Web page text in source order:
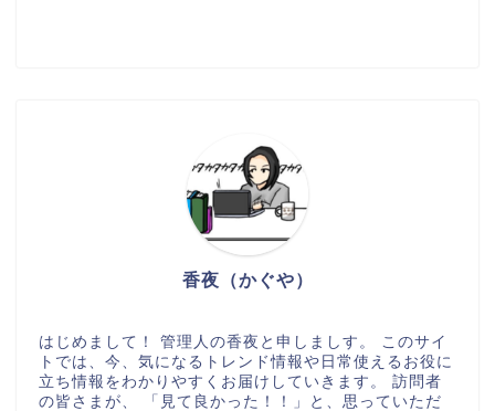
香夜（かぐや）
はじめまして！ 管理人の香夜と申しましす。 このサイ
トでは、今、気になるトレンド情報や日常使えるお役に
立ち情報をわかりやすくお届けしていきます。 訪問者
の皆さまが、 「見て良かった！！」と、思っていただ